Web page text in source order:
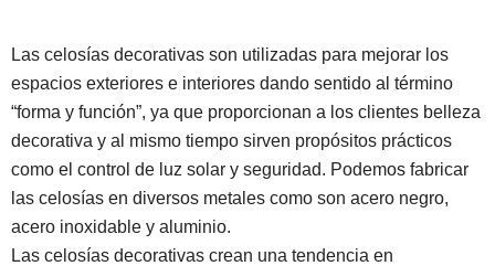
Las celosías decorativas son utilizadas para mejorar los
espacios exteriores e interiores dando sentido al término
“forma y función”, ya que proporcionan a los clientes belleza
decorativa y al mismo tiempo sirven propósitos prácticos
como el control de luz solar y seguridad. Podemos fabricar
las celosías en diversos metales como son acero negro,
acero inoxidable y aluminio.
Las celosías decorativas crean una tendencia en